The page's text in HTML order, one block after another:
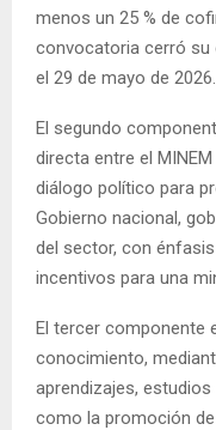
menos un 25 % de
convocatoria cerró su
el 29 de mayo de 2026.
El segundo
directa entre el
diálogo político para
Gobierno nacional,
del sector, con
incentivos para una
El tercer componente
conocimiento,
aprendizajes,
como la promoción